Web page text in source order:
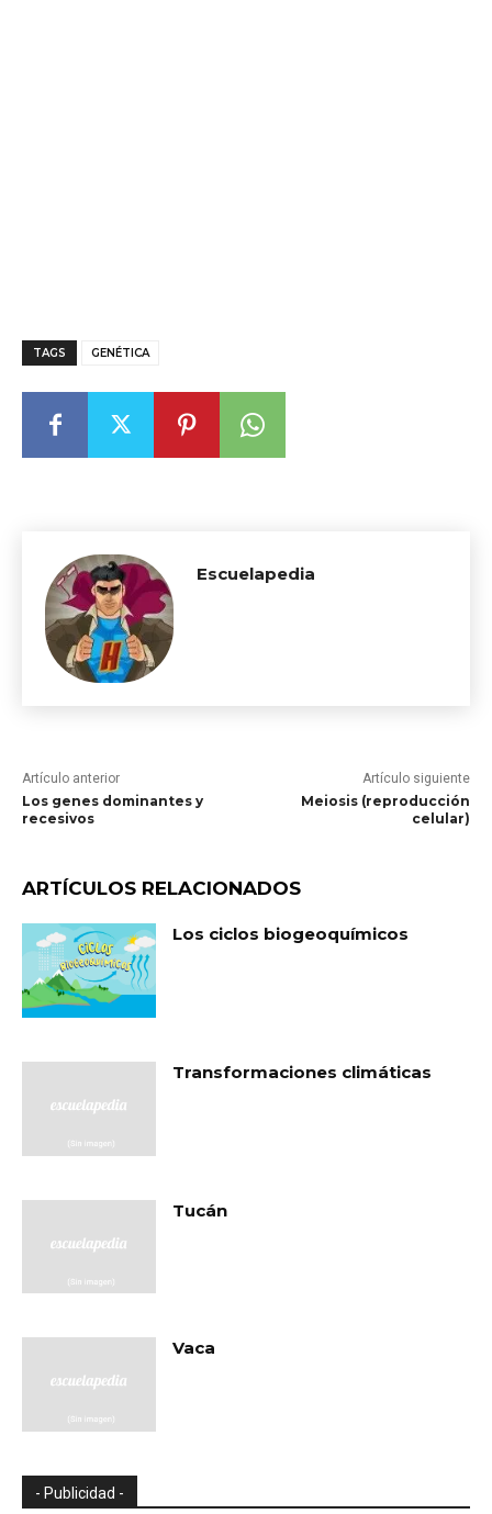
TAGS GENÉTICA
Escuelapedia
Artículo anterior
Los genes dominantes y
recesivos
Artículo siguiente
Meiosis (reproducción
celular)
ARTÍCULOS RELACIONADOS
Los ciclos biogeoquímicos
Transformaciones climáticas
Tucán
Vaca
- Publicidad -